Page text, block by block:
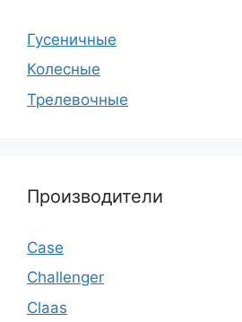
Гусеничные
Колесные
Трелевочные
Производители
Case
Challenger
Claas